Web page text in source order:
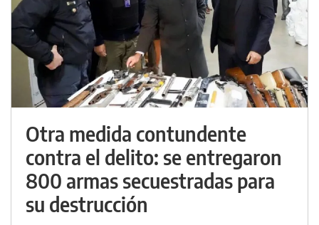
Otra medida contundente
contra el delito: se entregaron
800 armas secuestradas para
su destrucción